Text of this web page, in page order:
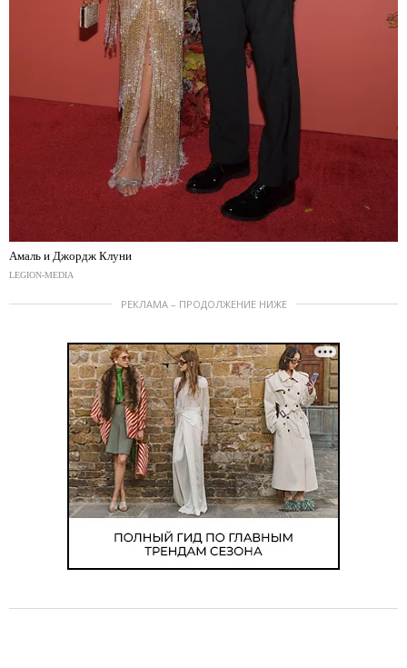
Амаль и Джордж Клуни
LEGION-MEDIA
РЕКЛАМА – ПРОДОЛЖЕНИЕ НИЖЕ